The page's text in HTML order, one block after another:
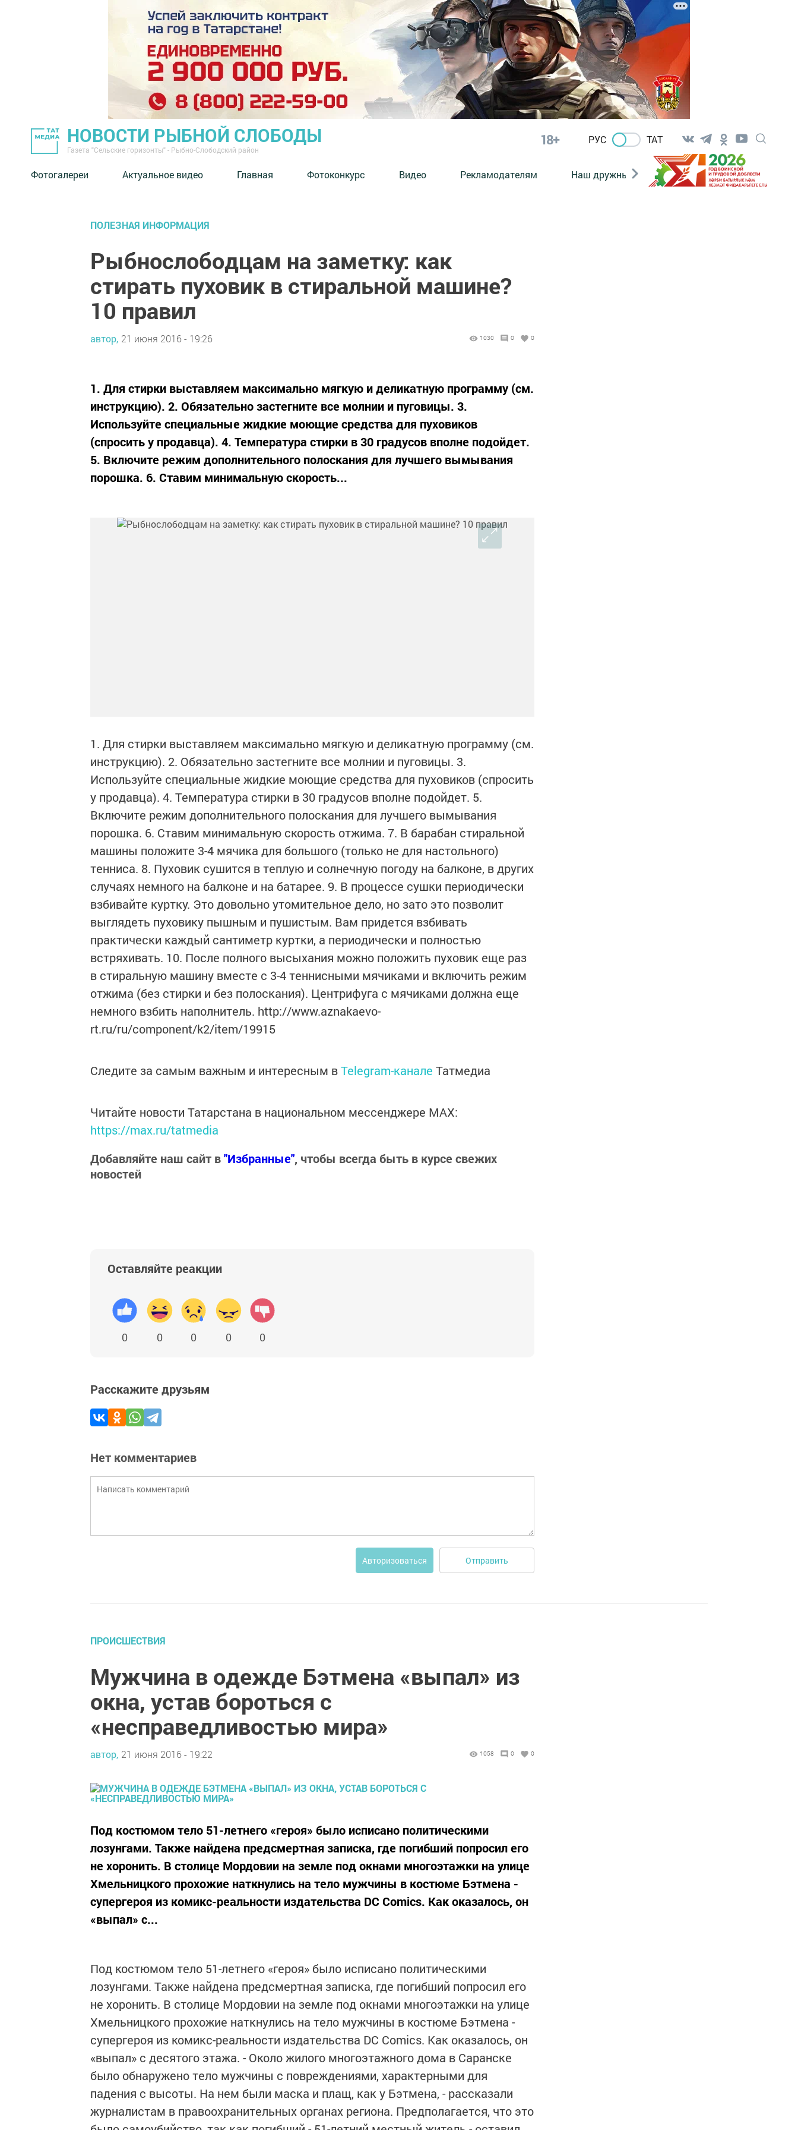
НОВОСТИ РЫБНОЙ СЛОБОДЫ
Газета "Сельские горизонты" - Рыбно-Слободский район
18+ РУС ТАТ
Фотогалереи Актуальное видео Главная Фотоконкурс Видео Рекламодателям Наш дружный коллектив Документы
ПОЛЕЗНАЯ ИНФОРМАЦИЯ
Рыбнослободцам на заметку: как
стирать пуховик в стиральной машине?
10 правил
автор, 21 июня 2016 - 19:26 1030 0 0
1. Для стирки выставляем максимально мягкую и деликатную программу (см.
инструкцию). 2. Обязательно застегните все молнии и пуговицы. 3.
Используйте специальные жидкие моющие средства для пуховиков
(спросить у продавца). 4. Температура стирки в 30 градусов вполне подойдет.
5. Включите режим дополнительного полоскания для лучшего вымывания
порошка. 6. Ставим минимальную скорость...
1. Для стирки выставляем максимально мягкую и деликатную программу (см.
инструкцию). 2. Обязательно застегните все молнии и пуговицы. 3.
Используйте специальные жидкие моющие средства для пуховиков (спросить
у продавца). 4. Температура стирки в 30 градусов вполне подойдет. 5.
Включите режим дополнительного полоскания для лучшего вымывания
порошка. 6. Ставим минимальную скорость отжима. 7. В барабан стиральной
машины положите 3-4 мячика для большого (только не для настольного)
тенниса. 8. Пуховик сушится в теплую и солнечную погоду на балконе, в других
случаях немного на балконе и на батарее. 9. В процессе сушки периодически
взбивайте куртку. Это довольно утомительное дело, но зато это позволит
выглядеть пуховику пышным и пушистым. Вам придется взбивать
практически каждый сантиметр куртки, а периодически и полностью
встряхивать. 10. После полного высыхания можно положить пуховик еще раз
в стиральную машину вместе с 3-4 теннисными мячиками и включить режим
отжима (без стирки и без полоскания). Центрифуга с мячиками должна еще
немного взбить наполнитель. http://www.aznakaevo-
rt.ru/ru/component/k2/item/19915
Следите за самым важным и интересным вTelegram-канале Татмедиа
Читайте новости Татарстана в национальном мессенджере MАХ:
https://max.ru/tatmedia
Добавляйте наш сайт в"Избранные", чтобы всегда быть в курсе свежих
новостей
Оставляйте реакции
0 0 0 0 0
Расскажите друзьям
Нет комментариев
Авторизоваться Отправить
ПРОИСШЕСТВИЯ
Мужчина в одежде Бэтмена «выпал» из
окна, устав бороться с
«несправедливостью мира»
автор, 21 июня 2016 - 19:22 1058 0 0
Под костюмом тело 51-летнего «героя» было исписано политическими
лозунгами. Также найдена предсмертная записка, где погибший попросил его
не хоронить. В столице Мордовии на земле под окнами многоэтажки на улице
Хмельницкого прохожие наткнулись на тело мужчины в костюме Бэтмена -
супергероя из комикс-реальности издательства DC Comics. Как оказалось, он
«выпал» с...
Под костюмом тело 51-летнего «героя» было исписано политическими
лозунгами. Также найдена предсмертная записка, где погибший попросил его
не хоронить. В столице Мордовии на земле под окнами многоэтажки на улице
Хмельницкого прохожие наткнулись на тело мужчины в костюме Бэтмена -
супергероя из комикс-реальности издательства DC Comics. Как оказалось, он
«выпал» с десятого этажа. - Около жилого многоэтажного дома в Саранске
было обнаружено тело мужчины с повреждениями, характерными для
падения с высоты. На нем были маска и плащ, как у Бэтмена, - рассказали
журналистам в правоохранительных органах региона. Предполагается, что это